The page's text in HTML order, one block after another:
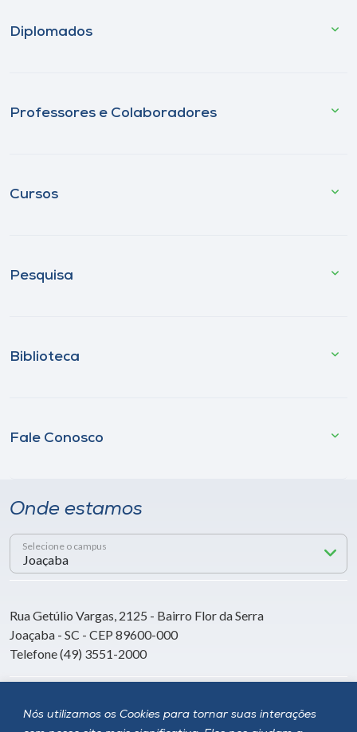
Nós utilizamos os Cookies para tornar suas interações
Diplomados
Professores e Colaboradores
Cursos
Pesquisa
Biblioteca
Fale Conosco
Onde estamos
Selecione o campus
Rua Getúlio Vargas, 2125 - Bairro Flor da Serra
Joaçaba - SC - CEP 89600-000
Telefone (49) 3551-2000
Siga a Unoesc